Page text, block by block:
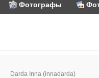
Фотографы
Darda Inna (innadarda)